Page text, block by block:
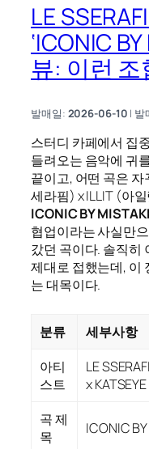
LE
‘ICONIC
뷰: 이런
발매일: 2026-06-10 | 발
스터디 카페에서 집
들려오는 음악에 귀
끝이고, 어떤 곡은 자
세라핌) x ILLIT (아
ICONIC BY
협업이라는 사실만
갔던 곡이다. 솔직히
제대로 접했는데, 이
는 대목이다.
분류
세부사항
아티
스트
LE
x
곡 제
목
ICONIC